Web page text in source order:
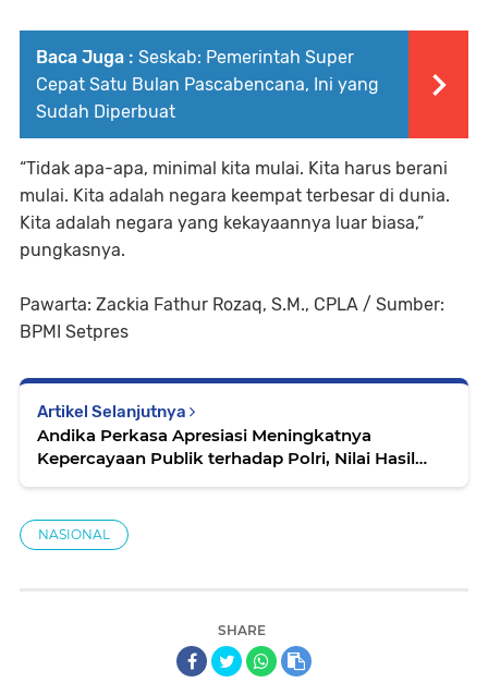
Baca Juga : Seskab: Pemerintah Super
Cepat Satu Bulan Pascabencana, Ini yang
Sudah Diperbuat
“Tidak apa-apa, minimal kita mulai. Kita harus berani
mulai. Kita adalah negara keempat terbesar di dunia.
Kita adalah negara yang kekayaannya luar biasa,”
pungkasnya.
Pawarta: Zackia Fathur Rozaq, S.M., CPLA / Sumber:
BPMI Setpres
Artikel Selanjutnya
Andika Perkasa Apresiasi Meningkatnya
Kepercayaan Publik terhadap Polri, Nilai Hasil
NASIONAL
SHARE